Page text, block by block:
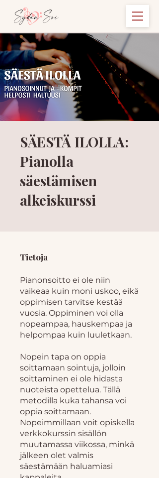
SÄESTÄ ILOLLA:
Pianolla
säestämisen
alkeiskurssi
Tietoja
Pianonsoitto ei ole niin
vaikeaa kuin moni uskoo, eikä
oppimisen tarvitse kestää
vuosia. Oppiminen voi olla
nopeampaa, hauskempaa ja
helpompaa kuin luuletkaan.
Nopein tapa on oppia
soittamaan sointuja, jolloin
soittaminen ei ole hidasta
nuoteista opettelua. Tällä
metodilla kuka tahansa voi
oppia soittamaan.
Nopeimmillaan voit opiskella
verkkokurssin sisällön
muutamassa viikossa, minkä
jälkeen olet valmis
säestämään haluamiasi